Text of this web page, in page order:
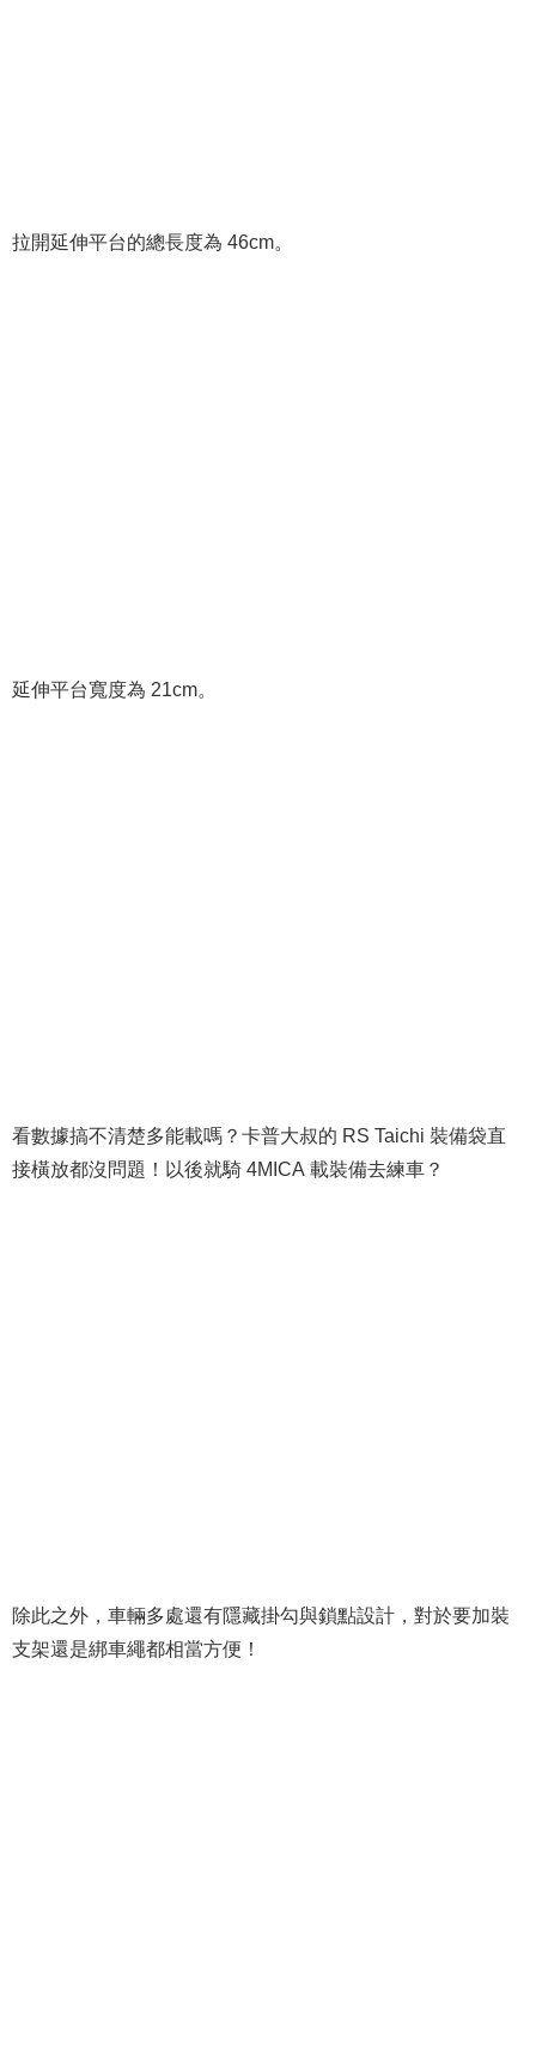
拉開延伸平台的總長度為 46cm。
延伸平台寬度為 21cm。
看數據搞不清楚多能載嗎？卡普大叔的 RS Taichi 裝備袋直
接橫放都沒問題！以後就騎 4MICA 載裝備去練車？
除此之外，車輛多處還有隱藏掛勾與鎖點設計，對於要加裝
支架還是綁車繩都相當方便！